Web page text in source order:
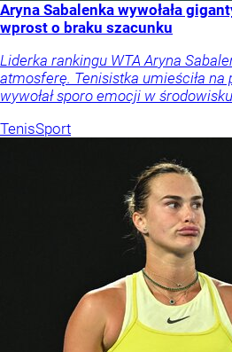
Aryna Sabalenka wywołała
wprost o braku szacunku
Liderka rankingu WTA Aryna
atmosferę. Tenisistka umieściła na
wywołał sporo emocji w
TenisSport